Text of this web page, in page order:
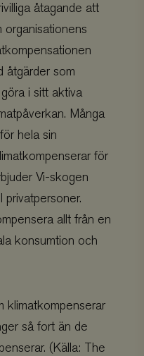
åtagande att
organisationens
åtgärder som
i sitt aktiva
Många
hela sin
för
Vi-skogen
privatpersoner.
allt från en
konsumtion och
klimatkompenserar
så fort än de
(Källa: The